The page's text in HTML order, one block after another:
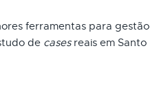
ferramentas para gestão
de casesreais em Santo